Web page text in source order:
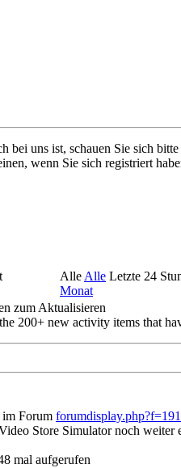
bei uns ist, schauen Sie sich
wenn Sie sich registriert
AlleAlle Letzte 24
Monat
zum Aktualisieren
200+ new activity items that
im Forum
Store Simulator noch
mal aufgerufen